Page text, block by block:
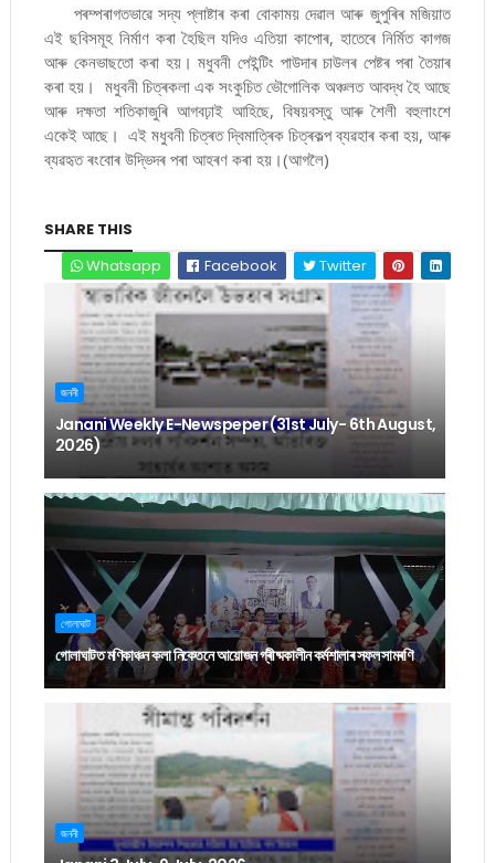
পৰম্পৰাগতভাৱে সদ্য প্লাষ্টাৰ কৰা বোকাময় দেৱাল আৰু জুপুৰিৰ মজিয়াত
এই ছবিসমূহ নিৰ্মাণ কৰা হৈছিল যদিও এতিয়া কাপোৰ, হাতেৰে নিৰ্মিত কাগজ
আৰু কেনভাছতো কৰা হয়। মধুবনী পেইন্টিং পাউদাৰ চাউলৰ পেষ্টৰ পৰা তৈয়াৰ
কৰা হয়। মধুবনী চিত্ৰকলা এক সংকুচিত ভৌগোলিক অঞ্চলত আবদ্ধ হৈ আছে
আৰু দক্ষতা শতিকাজুৰি আগবঢ়াই আহিছে, বিষয়বস্তু আৰু শৈলী বহুলাংশে
একেই আছে। এই মধুবনী চিত্ৰত দ্বিমাত্ৰিক চিত্ৰকল্প ব্যৱহাৰ কৰা হয়, আৰু
ব্যৱহৃত ৰংবোৰ উদ্ভিদৰ পৰা আহৰণ কৰা হয়।(আগলৈ)
SHARE THIS
Whatsapp
Facebook Twitter
জননী
Janani Weekly E-Newspeper (31st July- 6th August,
2026)
গোলাঘাট
গোলাঘাটত মণিকাঞ্চন কলা নিকেতনে আয়োজন গ্ৰীষ্মকালীন কৰ্মশালাৰ সফল সামৰণি
জননী